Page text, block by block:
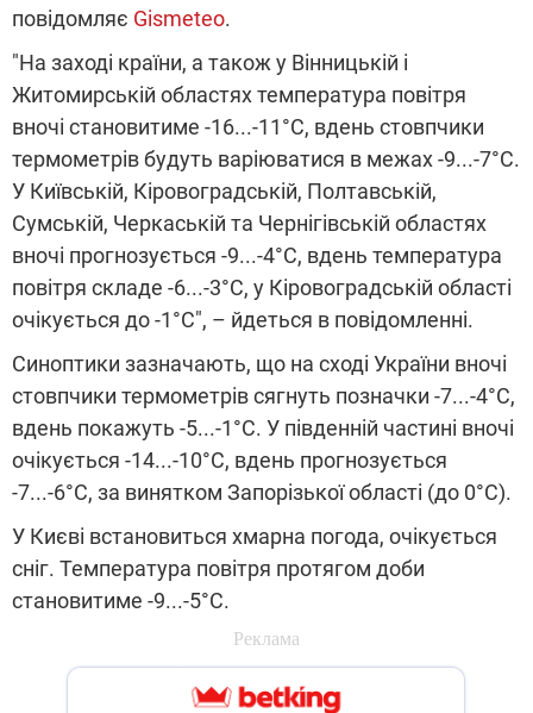
повідомляє Gismeteo.
"На заході країни, а також у Вінницькій і
Житомирській областях температура повітря
вночі становитиме -16...-11°С, вдень стовпчики
термометрів будуть варіюватися в межах -9...-7°С.
У Київській, Кіровоградській, Полтавській,
Сумській, Черкаській та Чернігівській областях
вночі прогнозується -9...-4°С, вдень температура
повітря складе -6...-3°С, у Кіровоградській області
очікується до -1°С", – йдеться в повідомленні.
Синоптики зазначають, що на сході України вночі
стовпчики термометрів сягнуть позначки -7...-4°С,
вдень покажуть -5...-1°С. У південній частині вночі
очікується -14...-10°С, вдень прогнозується
-7...-6°С, за винятком Запорізької області (до 0°С).
У Києві встановиться хмарна погода, очікується
сніг. Температура повітря протягом доби
становитиме -9...-5°С.